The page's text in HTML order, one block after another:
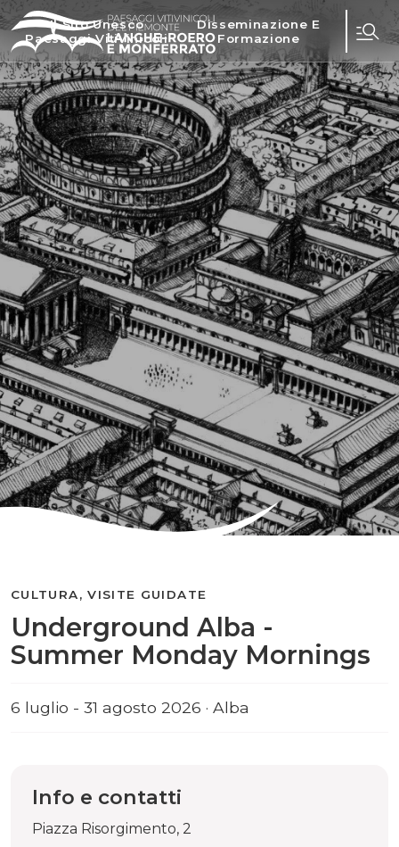
Il Sito Unesco
Paesaggi Vitivinicoli
Disseminazione E
Formazione
Underground Alba -
Summer Monday Mornings
CULTURA, VISITE GUIDATE
6 luglio - 31 agosto 2026 · Alba
Info e contatti
Piazza Risorgimento, 2